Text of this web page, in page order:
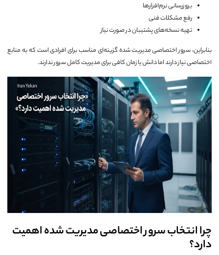
بروزرسانی نرم‌افزارها
رفع مشکلات فنی
تهیه نسخه‌های پشتیبان در صورت نیاز
بنابراین، سرور اختصاصی مدیریت شده گزینه‌ای مناسب برای افرادی است که به منابع
اختصاصی نیاز دارند اما دانش یا زمان کافی برای مدیریت کامل سرور ندارند.
چرا انتخاب سرور اختصاصی مدیریت شده اهمیت
دارد؟